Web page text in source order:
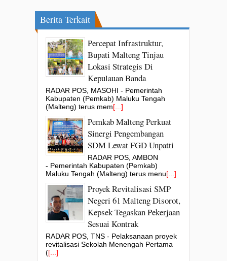
Berita Terkait
Percepat Infrastruktur,
Bupati Malteng Tinjau
Lokasi Strategis Di
Kepulauan Banda
RADAR POS, MASOHI - Pemerintah
Kabupaten (Pemkab) Maluku Tengah
(Malteng) terus mem[...]
Pemkab Malteng Perkuat
Sinergi Pengembangan
SDM Lewat FGD Unpatti
RADAR POS, AMBON
- Pemerintah Kabupaten (Pemkab)
Maluku Tengah (Malteng) terus menu[...]
Proyek Revitalisasi SMP
Negeri 61 Malteng Disorot,
Kepsek Tegaskan Pekerjaan
Sesuai Kontrak
RADAR POS, TNS - Pelaksanaan proyek
revitalisasi Sekolah Menengah Pertama
([...]